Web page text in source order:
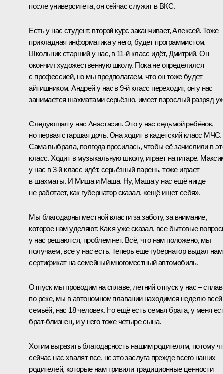
после университета, он сейчас служит в ВКС.
Есть у нас студент, второй курс заканчивает, Алексей. Тоже
прикладная информатика у него, будет программистом.
Школьник старший у нас, в 11-й класс идёт, Дмитрий. Он
окончил художественную школу. Пока не определился
с профессией, но мы предполагаем, что он тоже будет
айтишником. Андрей у нас в 9-й класс переходит, он у нас
занимается шахматами серьёзно, имеет взрослый разряд
Следующая у нас Анастасия. Это у нас седьмой ребёнок,
но первая старшая дочь. Она ходит в кадетский класс МЧС.
Сама выбрала, полгода просилась, чтобы её зачислили в
класс. Ходит в музыкальную школу, играет на гитаре.
у нас в 3-й класс идёт, серьёзный парень, тоже играет
в шахматы. И Миша и Маша. Ну, Маша у нас ещё нигде
не работает, как губернатор сказал, «ещё ищет себя».
Мы благодарны местной власти за заботу, за внимание,
которое нам уделяют. Как я уже сказал, все бытовые
у нас решаются, проблем нет. Всё, что нам положено, мы
получаем, всё у нас есть. Теперь ещё губернатор выдал нам
сертификат на семейный многоместный автомобиль.
Отпуск мы проводим на сплаве, летний отпуск у нас – сплав
по реке, мы в автономном плавании находимся неделю всей
семьёй, нас 18 человек. Но ещё есть семья брата, у меня
брат-близнец, и у него тоже четыре сына.
Хотим выразить благодарность нашим родителям, потому
сейчас нас хвалят все, но это заслуга прежде всего наших
родителей, которые нам привили традиционные ценности